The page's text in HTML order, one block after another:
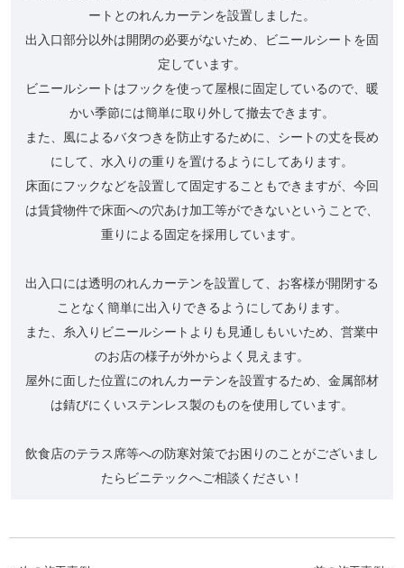
ートとのれんカーテンを設置しました。
出入口部分以外は開閉の必要がないため、ビニールシートを固
定しています。
ビニールシートはフックを使って屋根に固定しているので、暖
かい季節には簡単に取り外して撤去できます。
また、風によるバタつきを防止するために、シートの丈を長め
にして、水入りの重りを置けるようにしてあります。
床面にフックなどを設置して固定することもできますが、今回
は賃貸物件で床面への穴あけ加工等ができないということで、
重りによる固定を採用しています。
出入口には透明のれんカーテンを設置して、お客様が開閉する
ことなく簡単に出入りできるようにしてあります。
また、糸入りビニールシートよりも見通しもいいため、営業中
のお店の様子が外からよく見えます。
屋外に面した位置にのれんカーテンを設置するため、金属部材
は錆びにくいステンレス製のものを使用しています。
飲食店のテラス席等への防寒対策でお困りのことがございまし
たらビニテックへご相談ください！